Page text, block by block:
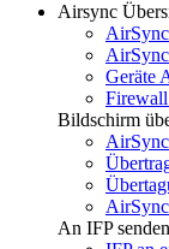
Airsync
AirSync
Geräte
Bildschirm
An IFP senden